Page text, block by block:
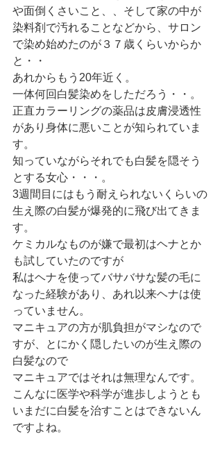
や面倒くさいこと、、そして家の中が
染料剤で汚れることなどから、サロン
で染め始めたのが３７歳くらいからか
と・・
あれからもう20年近く。
一体何回白髪染めをしただろう・・。
正直カラーリングの薬品は皮膚浸透性
があり身体に悪いことが知られていま
す。
知っていながらそれでも白髪を隠そう
とする女心・・・。
3週間目にはもう耐えられないくらいの
生え際の白髪が爆発的に飛び出てきま
す。
ケミカルなものが嫌で最初はヘナとか
も試していたのですが
私はヘナを使ってバサバサな髪の毛に
なった経験があり、あれ以来ヘナは使
っていません。
マニキュアの方が肌負担がマシなので
すが、とにかく隠したいのが生え際の
白髪なので
マニキュアではそれは無理なんです。
こんなに医学や科学が進歩しようとも
いまだに白髪を治すことはできないん
ですよね。